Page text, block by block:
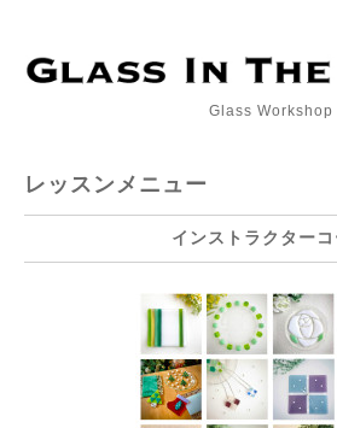
Glass Workshop
レッスンメニュー
インストラクターコ